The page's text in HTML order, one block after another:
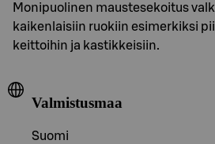
Monipuolinen maustesekoitus
kaikenlaisiin ruokiin esimerkiksi
keittoihin ja kastikkeisiin.
Valmistusmaa
Suomi